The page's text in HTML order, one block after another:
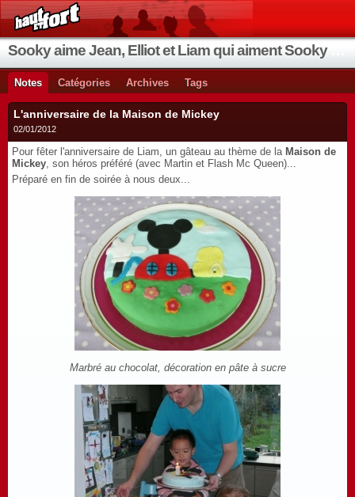
Notes Catégories Archives Tags
L'anniversaire de la Maison de Mickey
02/01/2012
Pour fêter l'anniversaire de Liam, un gâteau au thème de la Maison de
Mickey, son héros préféré (avec Martin et Flash Mc Queen)...
Préparé en fin de soirée à nous deux...
Marbré au chocolat, décoration en pâte à sucre